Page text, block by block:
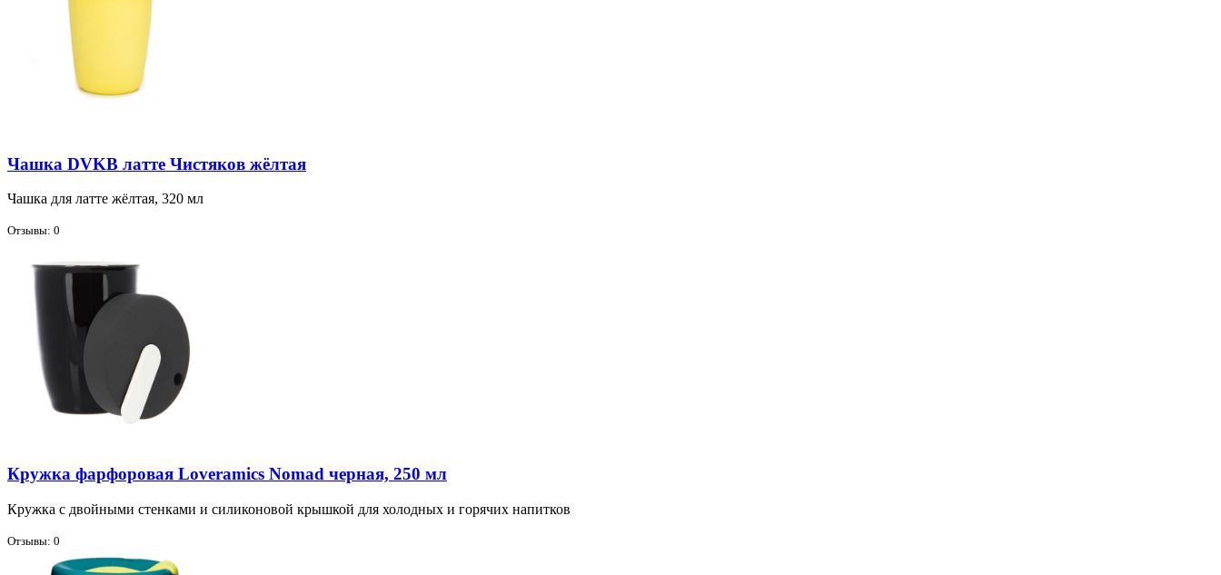
Чашка DVKB латте Чистяков жёлтая
Чаш­ка для лат­те жёл­тая, 320 мл
Отзывы: 0
Кружка фарфоровая Loveramics Nomad черная, 250 мл
Круж­ка с двой­ны­ми стен­ка­ми и си­ли­ко­но­вой крыш­кой для хо­лод­ных и го­ря­чих на­пит­ков
Отзывы: 0